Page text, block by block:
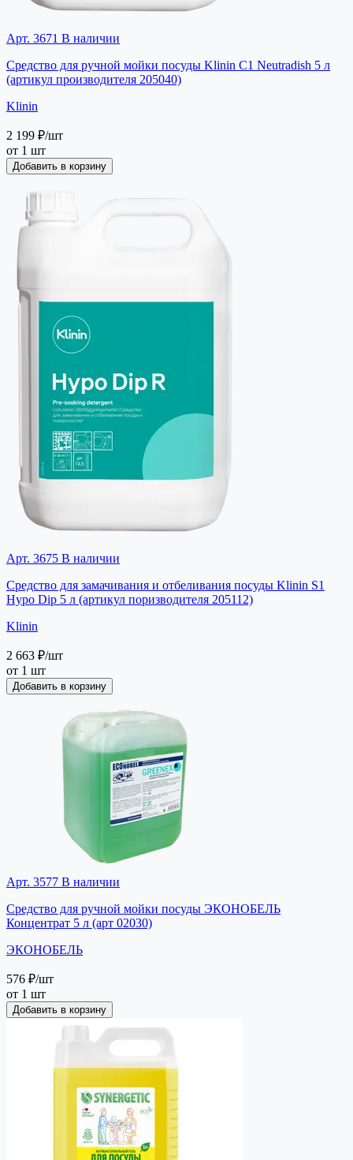
Арт. 3671 В наличии
Средство для ручной мойки посуды Klinin C1 Neutradish 5 л
(артикул производителя 205040)
Klinin
2 199 ₽/шт
от 1 шт
Добавить в корзину
Арт. 3675 В наличии
Средство для замачивания и отбеливания посуды Klinin S1
Hypo Dip 5 л (артикул поризводителя 205112)
Klinin
2 663 ₽/шт
от 1 шт
Добавить в корзину
Арт. 3577 В наличии
Средство для ручной мойки посуды ЭКОНОБЕЛЬ
Концентрат 5 л (арт 02030)
ЭКОНОБЕЛЬ
576 ₽/шт
от 1 шт
Добавить в корзину